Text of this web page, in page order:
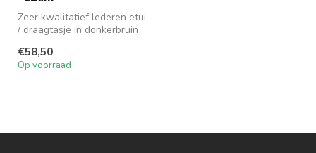
Zeer kwalitatief lederen etui
/ draagtasje in donkerbruin
€58,50
Op voorraad